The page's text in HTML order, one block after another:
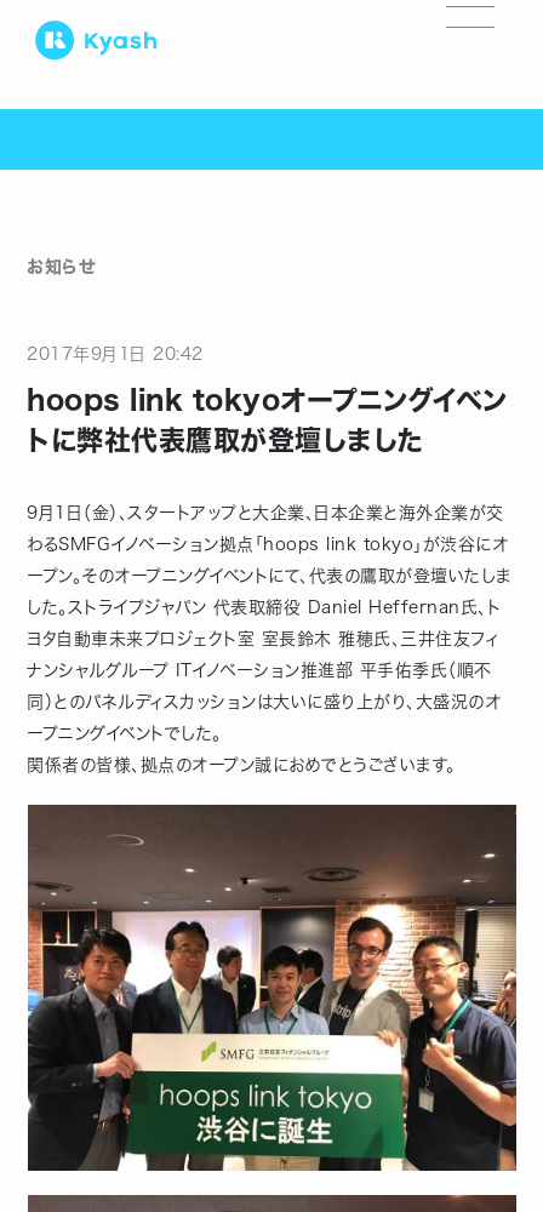
お知らせ
2017年9月 日 20:42
hoops link tokyoオープニングイベン
トに弊社代表鷹取が登壇しました
9月1日（金）、スタートアップと大企業、日本企業と海外企業が交
わるSMFGイノベーション拠点「hoops link tokyo」が渋谷にオ
ープン。そのオープニングイベントにて、代表の鷹取が登壇いたしま
した。ストライプジャパン 代表取締役 Daniel Heffernan氏、ト
ヨタ自動車未来プロジェクト室 室長鈴木 雅穂氏、三井住友フィ
ナンシャルグループ ITイノベーション推進部 平手佑季氏（順不
同）とのパネルディスカッションは大いに盛り上がり、大盛況のオ
ープニングイベントでした。
関係者の皆様、拠点のオープン誠におめでとうございます。